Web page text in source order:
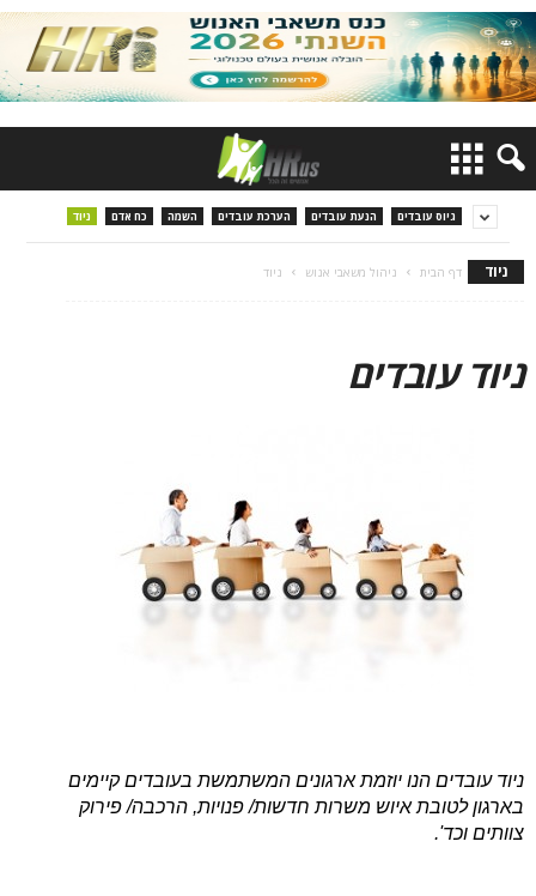
גיוס עובדים הנעת עובדים הערכת עובדים השמה כח אדם ניוד
ניוד דף הבית ניהול משאבי אנוש ניוד
ניוד עובדים
ניוד עובדים הנו יוזמת ארגונים המשתמשת בעובדים קיימים
בארגון לטובת איוש משרות חדשות/ פנויות, הרכבה/ פירוק
צוותים וכד'.